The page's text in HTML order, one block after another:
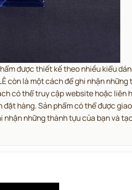
được thiết kế theo nhiều kiểu
còn là một cách để ghi nhận
có thể truy cập website hoặc
hàng. Sản phẩm có thể được
nhận những thành tựu của bạn và